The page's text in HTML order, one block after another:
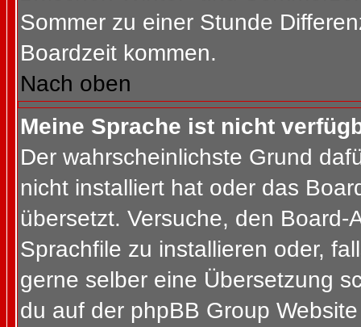
Sommer zu einer Stunde
Boardzeit kommen.
Nach oben
Meine Sprache ist nicht
Der wahrscheinlichste Grund
nicht installiert hat oder das
übersetzt. Versuche, den
Sprachfile zu installieren oder,
gerne selber eine Übersetzung
du auf der phpBB Group